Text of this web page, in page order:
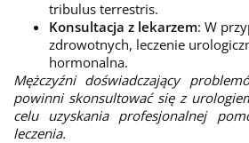
tribulus terrestris.
Konsultacja z lekarzem: W
zdrowotnych, leczenie
hormonalna.
Mężczyźni doświadczający
powinni skonsultować się z
celu uzyskania profesjonalnej
leczenia.